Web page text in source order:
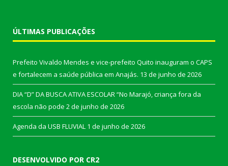
ÚLTIMAS PUBLICAÇÕES
Prefeito Vivaldo Mendes e vice-prefeito Quito inauguram o CAPS
e fortalecem a saúde pública em Anajás. 13 de junho de 2026
DIA “D” DA BUSCA ATIVA ESCOLAR “No Marajó, criança fora da
escola não pode 2 de junho de 2026
Agenda da USB FLUVIAL 1 de junho de 2026
DESENVOLVIDO POR CR2